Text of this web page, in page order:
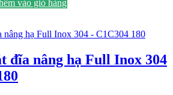
vào giỏ hàng
đĩa nâng hạ Full Inox 304